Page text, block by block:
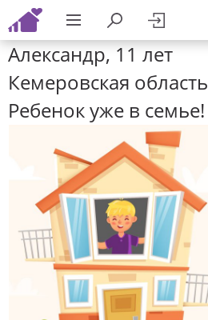
Александр, 11 лет
Кемеровская область
Ребенок уже в семье!